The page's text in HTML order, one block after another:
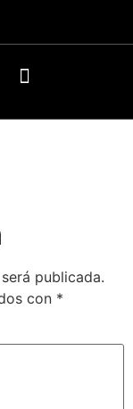
publicada.
con *